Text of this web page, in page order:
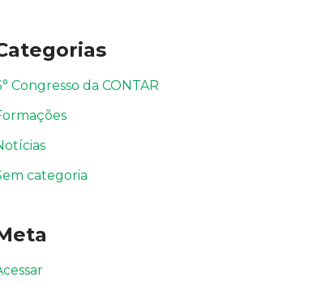
Congresso da CONTAR
categoria